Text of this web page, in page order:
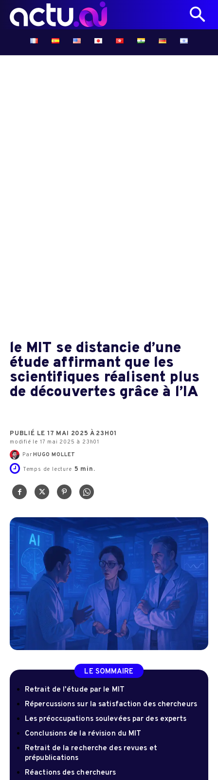
le MIT se distancie d’une
étude affirmant que les
scientifiques réalisent plus
de découvertes grâce à l’IA
PUBLIÉ LE 17 MAI 2025 À 23H01
modifié le 17 mai 2025 à 23h01
Par HUGO MOLLET
Temps de lecture 5 min.
LE SOMMAIRE
Retrait de l'étude par le MIT
Répercussions sur la satisfaction des chercheurs
Les préoccupations soulevées par des experts
Conclusions de la révision du MIT
Retrait de la recherche des revues et
prépublications
Réactions des chercheurs